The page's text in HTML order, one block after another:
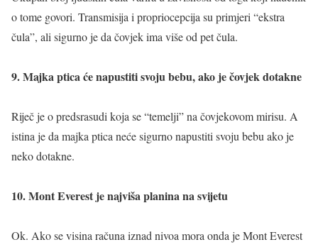
o tome govori. Transmisija i propriocepcija su primjeri “ekstra
čula”, ali sigurno je da čovjek ima više od pet čula.
9. Majka ptica će napustiti svoju bebu, ako je čovjek dotakne
Riječ je o predsrasudi koja se “temelji” na čovjekovom mirisu. A
istina je da majka ptica neće sigurno napustiti svoju bebu ako je
neko dotakne.
10. Mont Everest je najviša planina na svijetu
Ok. Ako se visina računa iznad nivoa mora onda je Mont Everest